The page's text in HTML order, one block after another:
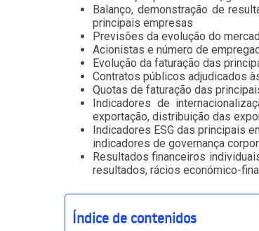
Balanço, demonstração de
principais empresas
Previsões da evolução do
Acionistas e número de
Evolução da faturação das
Contratos públicos adjudicados
Quotas de faturação das
Indicadores de
exportação, distribuição das
Indicadores ESG das principais
indicadores de governança
Resultados financeiros
resultados, rácios económico-
Índice de contenidos